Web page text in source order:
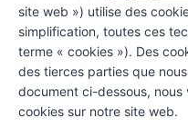
site web ») utilise des
simplification, toutes ces
terme « cookies »). Des
des tierces parties que
document ci-dessous, nous
cookies sur notre site web.